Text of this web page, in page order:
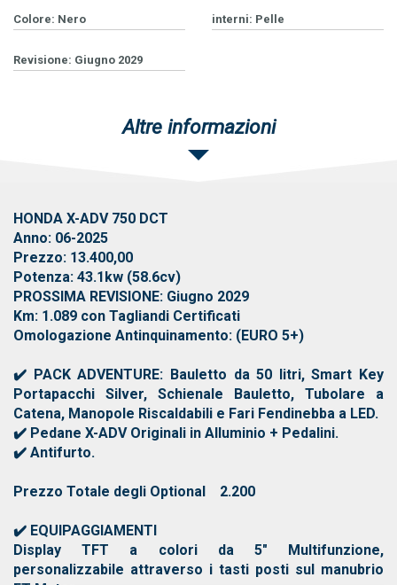
Colore: Nero interni: Pelle
Revisione: Giugno 2029
Altre informazioni
HONDA X-ADV 750 DCT
Anno: 06-2025
Prezzo: 13.400,00
Potenza: 43.1kw (58.6cv)
PROSSIMA REVISIONE: Giugno 2029
Km: 1.089 con Tagliandi Certificati
Omologazione Antinquinamento: (EURO 5+)
✔️ PACK ADVENTURE: Bauletto da 50 litri, Smart Key
Portapacchi Silver, Schienale Bauletto, Tubolare a
Catena, Manopole Riscaldabili e Fari Fendinebba a LED.
✔️ Pedane X-ADV Originali in Alluminio + Pedalini.
✔️ Antifurto.
Prezzo Totale degli Optional 2.200
✔️ EQUIPAGGIAMENTI
Display TFT a colori da 5" Multifunzione,
personalizzabile attraverso i tasti posti sul manubrio